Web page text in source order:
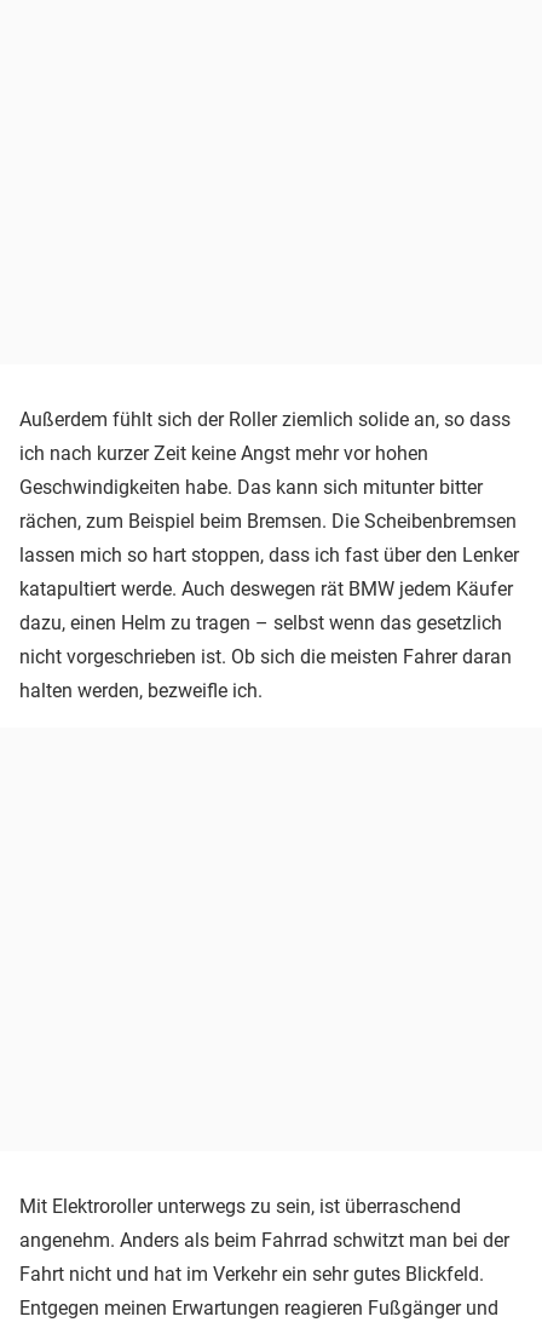
Außerdem fühlt sich der Roller ziemlich solide an, so dass
ich nach kurzer Zeit keine Angst mehr vor hohen
Geschwindigkeiten habe. Das kann sich mitunter bitter
rächen, zum Beispiel beim Bremsen. Die Scheibenbremsen
lassen mich so hart stoppen, dass ich fast über den Lenker
katapultiert werde. Auch deswegen rät BMW jedem Käufer
dazu, einen Helm zu tragen – selbst wenn das gesetzlich
nicht vorgeschrieben ist. Ob sich die meisten Fahrer daran
halten werden, bezweifle ich.
Mit Elektroroller unterwegs zu sein, ist überraschend
angenehm. Anders als beim Fahrrad schwitzt man bei der
Fahrt nicht und hat im Verkehr ein sehr gutes Blickfeld.
Entgegen meinen Erwartungen reagieren Fußgänger und